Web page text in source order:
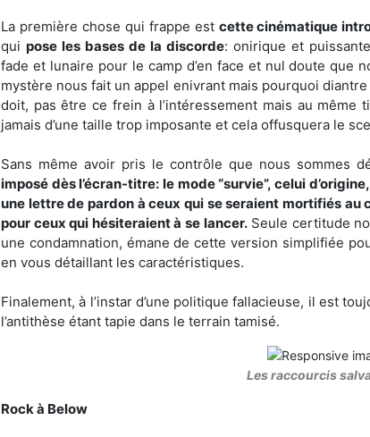
La première chose qui frappe est cette cinématique
qui pose les bases de la discorde: onirique et
fade et lunaire pour le camp d’en face et nul doute que
mystère nous fait un appel enivrant mais pourquoi
doit, pas être ce frein à l’intéressement mais au même
jamais d’une taille trop imposante et cela offusquera le
Sans même avoir pris le contrôle que nous sommes
imposé dès l’écran-titre: le mode “survie”, celui
une lettre de pardon à ceux qui se seraient mortifiés
pour ceux qui hésiteraient à se lancer.Seule certitude
une condamnation, émane de cette version simplifiée
en vous détaillant les caractéristiques.
Finalement, à l’instar d’une politique fallacieuse, il est
l’antithèse étant tapie dans le terrain tamisé.
Les raccourcis
Rock à Below